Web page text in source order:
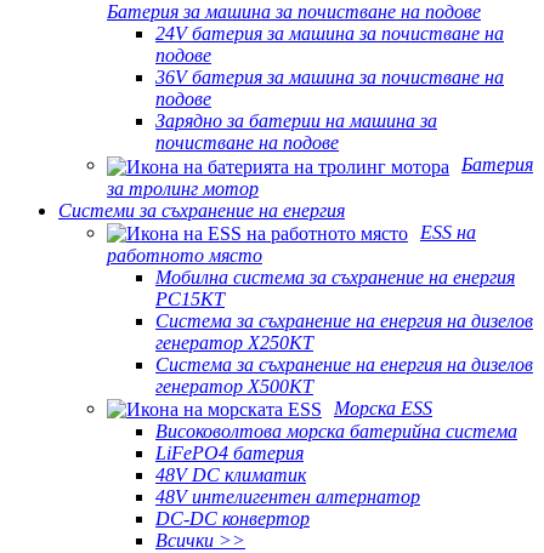
Батерия за машина за почистване на подове
24V батерия за машина за почистване на
подове
36V батерия за машина за почистване на
подове
Зарядно за батерии на машина за
почистване на подове
Батерия
за тролинг мотор
Системи за съхранение на енергия
ESS на
работното място
Мобилна система за съхранение на енергия
PC15KT
Система за съхранение на енергия на дизелов
генератор X250KT
Система за съхранение на енергия на дизелов
генератор X500KT
Морска ESS
Високоволтова морска батерийна система
LiFePO4 батерия
48V DC климатик
48V интелигентен алтернатор
DC-DC конвертор
Всички >>